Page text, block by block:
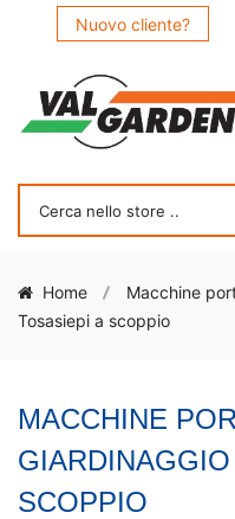
Nuovo cliente?
Home
Macchine
Tosasiepi a scoppio
MACCHINE
SCOPPIO